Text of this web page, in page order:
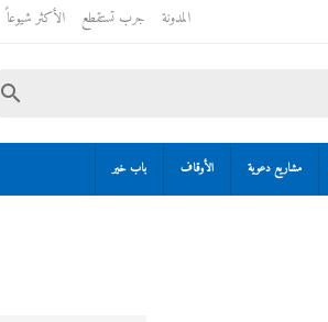
المدونة جرب تستقطع الأكثر شيوعاً

مشاريع دعوية الأوقاف باب خير